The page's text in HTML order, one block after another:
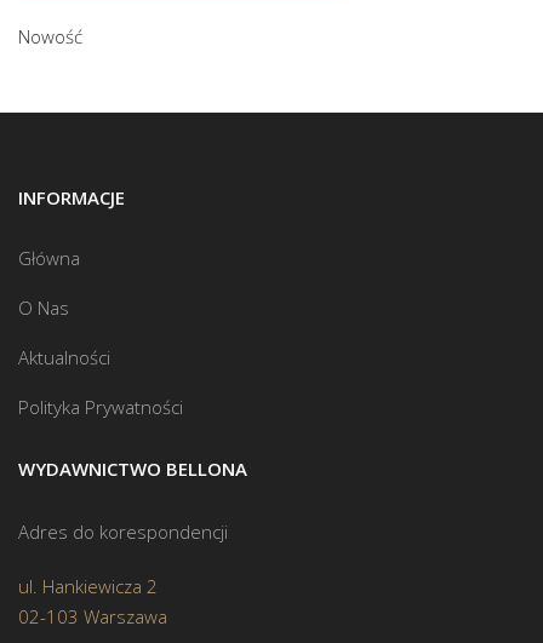
Nowość
INFORMACJE
Główna
O Nas
Aktualności
Polityka Prywatności
WYDAWNICTWO BELLONA
Adres do korespondencji
ul. Hankiewicza 2
02-103 Warszawa